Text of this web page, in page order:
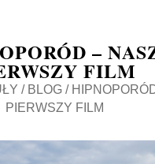
–
FILM
/ BLOG /
PIERWSZY FILM